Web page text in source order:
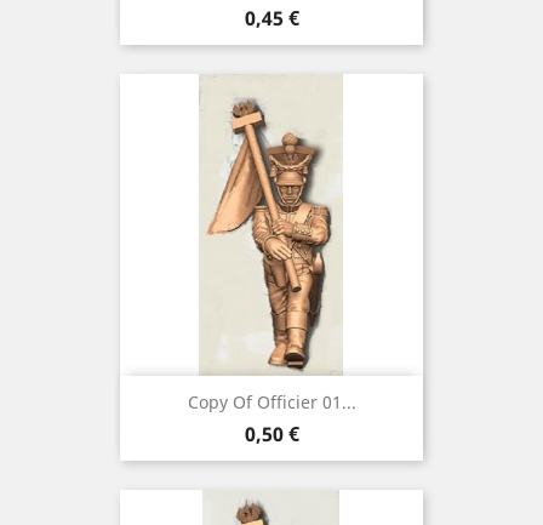
Preço
0,45 €
Copy Of Officier 01...
Preço
0,50 €